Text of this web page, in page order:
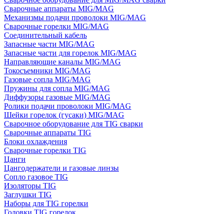
Сварочные аппараты MIG/MAG
Механизмы подачи проволоки MIG/MAG
Сварочные горелки MIG/MAG
Соединительный кабель
Запасные части MIG/MAG
Запасные части для горелок MIG/MAG
Направляющие каналы MIG/MAG
Токосъемники MIG/MAG
Газовые сопла MIG/MAG
Пружины для сопла MIG/MAG
Диффузоры газовые MIG/MAG
Ролики подачи проволоки MIG/MAG
Шейки горелок (гусаки) MIG/MAG
Сварочное оборудование для TIG сварки
Сварочные аппараты TIG
Блоки охлаждения
Сварочные горелки TIG
Цанги
Цангодержатели и газовые линзы
Сопло газовое TIG
Изоляторы TIG
Заглушки TIG
Наборы для TIG горелки
Головки TIG горелок